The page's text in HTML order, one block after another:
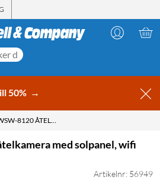
50% →
DENVER WSW-8120 ÅTELKAMERA MED SOLPANEL, WIFI OCH 4K
med solpanel, wifi
Artikelnr: 56949